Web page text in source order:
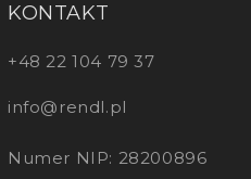
KONTAKT
+48 22 104 79 37
info@rendl.pl
Numer NIP: 28200896